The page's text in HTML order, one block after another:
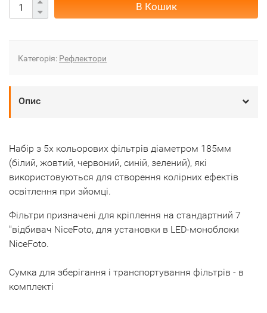
В Кошик
Категорія: Рефлектори
Опис
Набір з 5х кольорових фільтрів діаметром 185мм
(білий, жовтий, червоний, синій, зелений), які
використовуються для створення колірних ефектів
освітлення при зйомці.
Фільтри призначені для кріплення на стандартний 7
"відбивач NiceFoto, для установки в LED-моноблоки
NiceFoto.
Сумка для зберігання і транспортування фільтрів - в
комплекті